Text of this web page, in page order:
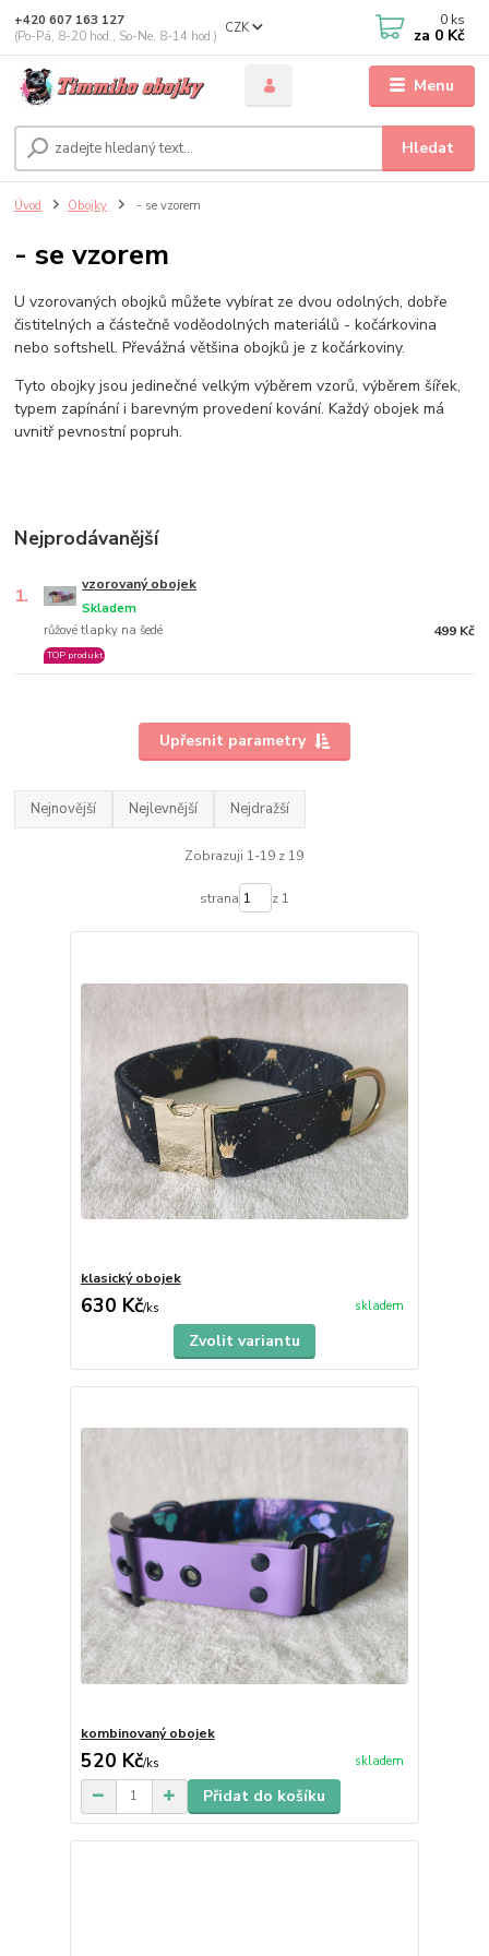
Menu
CZK
Hledat
+420 607 163 127
(Po-Pá, 8-20 hod., So-Ne, 8-14 hod.)
0 ks
za 0 Kč
Úvod Obojky - se vzorem
- se vzorem
U vzorovaných obojků můžete vybírat ze dvou odolných, dobře
čistitelných a částečně voděodolných materiálů - kočárkovina
nebo softshell. Převážná většina obojků je z kočárkoviny.
Tyto obojky jsou jedinečné velkým výběrem vzorů, výběrem šířek,
typem zapínání i barevným provedení kování. Každý obojek má
uvnitř pevnostní popruh.
Nejprodávanější
1. vzorovaný obojek
růžové tlapky na šedé
Skladem
TOP produkt
499 Kč
Upřesnit parametry
Nejnovější Nejlevnější Nejdražší
Zobrazuji 1-19 z 19
strana z 1
klasický obojek
630 Kč/ks skladem
Zvolit variantu
kombinovaný obojek
520 Kč/ks skladem
Přidat do košíku